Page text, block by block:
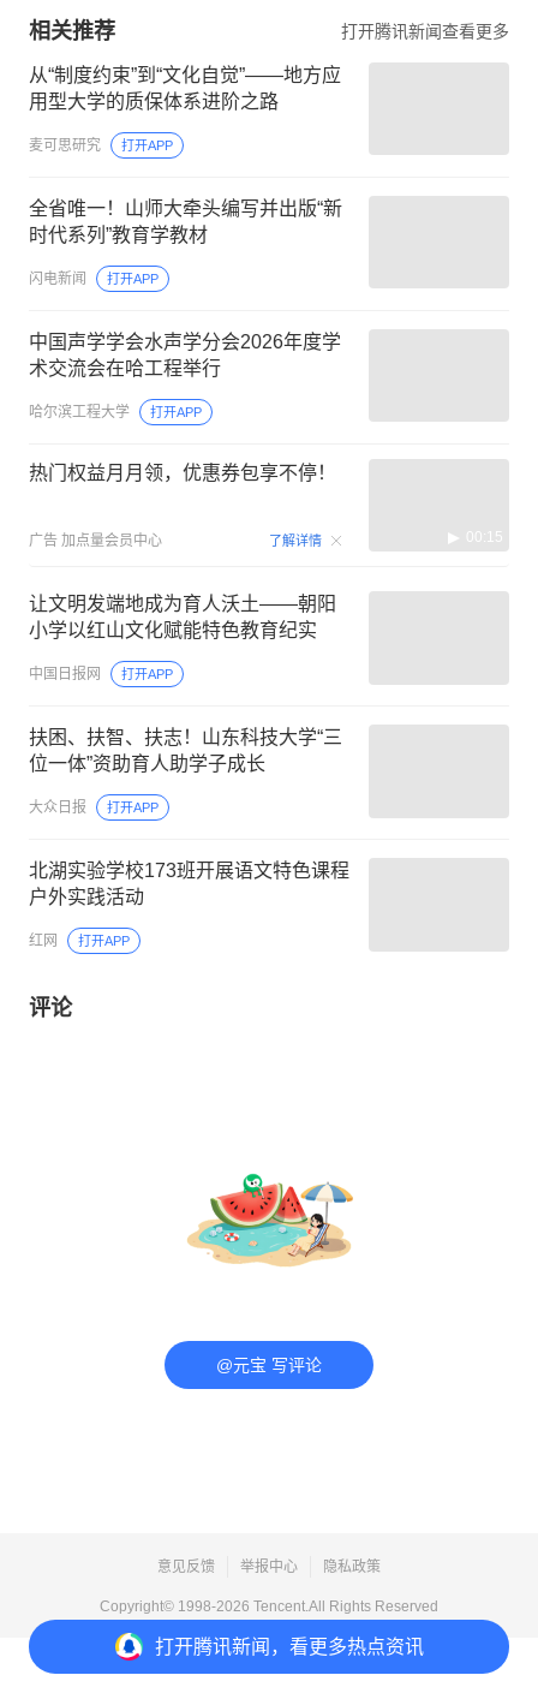
打开腾讯新闻，看更多热点资讯
相关推荐 打开腾讯新闻查看更多
从“制度约束”到“文化自觉”——地方应
用型大学的质保体系进阶之路
麦可思研究 打开APP
全省唯一！山师大牵头编写并出版“新
时代系列”教育学教材
闪电新闻 打开APP
中国声学学会水声学分会2026年度学
术交流会在哈工程举行
哈尔滨工程大学 打开APP
热门权益月月领，优惠券包享不停！
广告 加点量会员中心 了解详情 00:15
让文明发端地成为育人沃土——朝阳
小学以红山文化赋能特色教育纪实
中国日报网 打开APP
扶困、扶智、扶志！山东科技大学“三
位一体”资助育人助学子成长
大众日报 打开APP
北湖实验学校173班开展语文特色课程
户外实践活动
红网 打开APP
评论
@元宝 写评论
意见反馈 举报中心 隐私政策
Copyright© 1998-2026 Tencent.All Rights Reserved